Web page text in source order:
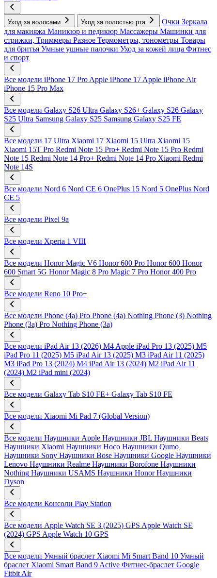
Уход за волосами Уход за полостью рта Очки Зеркала
для макияжа Маникюр и педикюр Массажеры Машинки для
стрижки, Триммеры Разное Термометры, тонометры Товары
для бритья Умные ушные палочки Уход за кожей лица Фитнес
и спорт
Все модели iPhone 17 Pro Apple iPhone 17 Apple iPhone Air
iPhone 15 Pro Max
Все модели Galaxy S26 Ultra Galaxy S26+ Galaxy S26 Galaxy
S25 Ultra Samsung Galaxy S25 Samsung Galaxy S25 FE
Все модели 17 Ultra Xiaomi 17 Xiaomi 15 Ultra Xiaomi 15
Xiaomi 15T Pro Redmi Note 15 Pro+ Redmi Note 15 Pro Redmi
Note 15 Redmi Note 14 Pro+ Redmi Note 14 Pro Xiaomi Redmi
Note 14S
Все модели Nord 6 Nord CE 6 OnePlus 15 Nord 5 OnePlus Nord
CE 5
Все модели Pixel 9a
Все модели Xperia 1 VIII
Все модели Honor Magic V6 Honor 600 Pro Honor 600 Honor
600 Smart 5G Honor Magic 8 Pro Magic 7 Pro Honor 400 Pro
Все модели Reno 10 Pro+
Все модели Phone (4a) Pro Phone (4a) Nothing Phone (3) Nothing
Phone (3a) Pro Nothing Phone (3a)
Все модели iPad Air 13 (2026) M4 Apple iPad Pro 13 (2025) M5
iPad Pro 11 (2025) M5 iPad Air 13 (2025) M3 iPad Air 11 (2025)
M3 iPad Pro 13 (2024) M4 iPad Air 13 (2024) M2 iPad Air 11
(2024) M2 iPad mini (2024)
Все модели Galaxy Tab S10 FE+ Galaxy Tab S10 FE
Все модели Xiaomi Mi Pad 7 (Global Version)
Все модели Наушники Apple Наушники JBL Наушники Beats
Наушники Xiaomi Наушники Hoco Наушники Qumo
Наушники Sony Наушники Bose Наушники Google Наушники
Lenovo Наушники Realme Наушники Borofone Наушники
Nothing Наушники USAMS Наушники Honor Наушники
Dyson
Все модели Консоли Play Station
Все модели Apple Watch SE 3 (2025) GPS Apple Watch SE
(2024) GPS Apple Watch 10 GPS
Все модели Умный браслет Xiaomi Mi Smart Band 10 Умный
браслет Xiaomi Smart Band 9 Active Фитнес-браслет Google
Fitbit Air